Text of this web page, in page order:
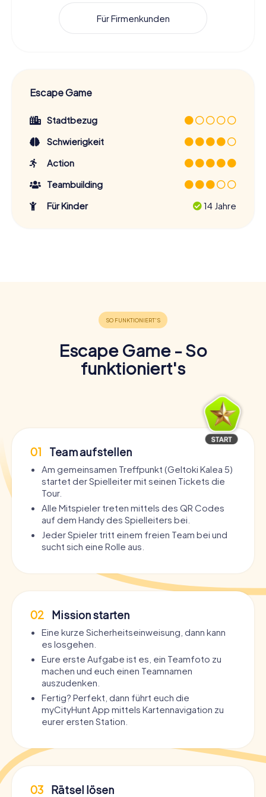
Für Firmenkunden
Escape Game
Stadtbezug
Schwierigkeit
Action
Teambuilding
Für Kinder
14 Jahre
Escape Game - So
funktioniert's
01 Team aufstellen
Am gemeinsamen Treffpunkt (Geltoki Kalea 5)
startet der Spielleiter mit seinen Tickets die
Tour.
Alle Mitspieler treten mittels des QR Codes
auf dem Handy des Spielleiters bei.
Jeder Spieler tritt einem freien Team bei und
sucht sich eine Rolle aus.
02 Mission starten
Eine kurze Sicherheitseinweisung, dann kann
es losgehen.
Eure erste Aufgabe ist es, ein Teamfoto zu
machen und euch einen Teamnamen
auszudenken.
Fertig? Perfekt, dann führt euch die
myCityHunt App mittels Kartennavigation zu
eurer ersten Station.
03 Rätsel lösen